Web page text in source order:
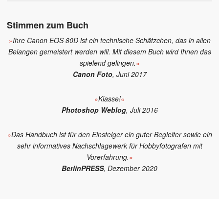
Stimmen zum Buch
»Ihre Canon EOS 80D ist ein technische Schätzchen, das in allen
Belangen gemeistert werden will. Mit diesem Buch wird Ihnen das
spielend gelingen.«
Canon Foto, Juni 2017
»Klasse!«
Photoshop Weblog, Juli 2016
»Das Handbuch ist für den Einsteiger ein guter Begleiter sowie ein
sehr informatives Nachschlagewerk für Hobbyfotografen mit
Vorerfahrung.«
BerlinPRESS, Dezember 2020